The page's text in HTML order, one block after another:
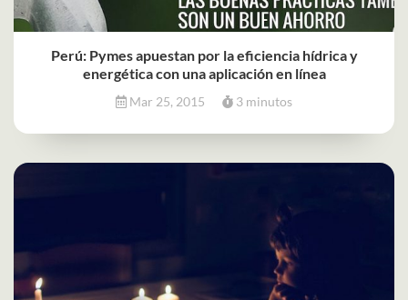
Perú: Pymes apuestan por la eficiencia hídrica y
energética con una aplicación en línea
Mar 25, 2015 3 minutos